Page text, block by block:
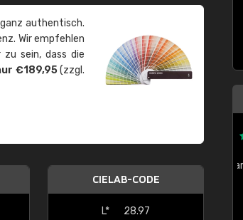
authentisch.
Wir empfehlen
zu sein, dass die
€189,95(zzgl.
CIELAB-CODE
L*
28.97
"Alles so, wie man es sich wünscht, gute Ware,
schnelle Lieferung."